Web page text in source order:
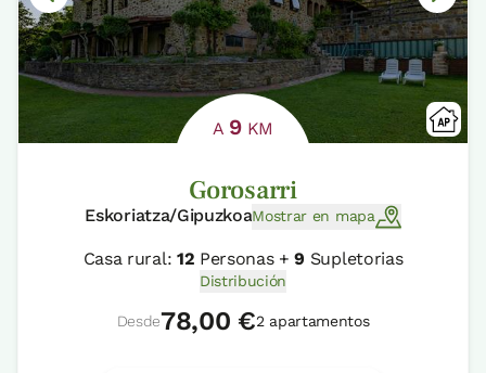
A 9 KM
Gorosarri
Eskoriatza/GipuzkoaMostrar en mapa
Casa rural: 12 Personas +9 Supletorias
Distribución
Desde78,00 €2 apartamentos